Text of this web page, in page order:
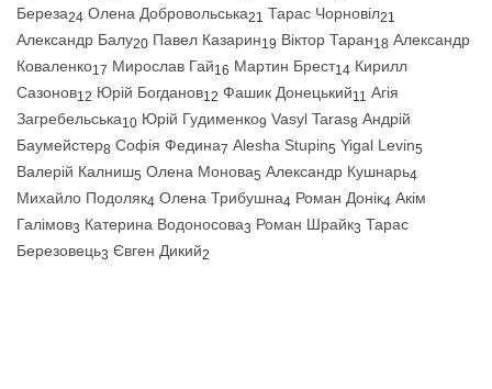
Береза24 Олена Добровольська21 Тарас Чорновіл21
Александр Балу20 Павел Казарин19 Віктор Таран18 Александр
Коваленко17 Мирослав Гай16 Мартин Брест14 Кирилл
Сазонов12 Юрій Богданов12 Фашик Донецький11 Агія
Загребельська10 Юрій Гудименко9 Vasyl Taras8 Андрій
Баумейстер8 Софія Федина7 Alesha Stupin5 Yigal Levin5
Валерій Калниш5 Олена Монова5 Александр Кушнарь4
Михайло Подоляк4 Олена Трибушна4 Роман Донік4 Акім
Галімов3 Катерина Водоносова3 Роман Шрайк3 Тарас
Березовець3 Євген Дикий2